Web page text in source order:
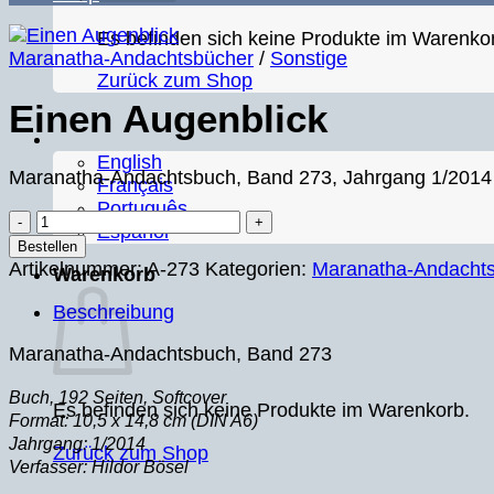
Es befinden sich keine Produkte im
Zurück zum Shop
English
Français
Português
Español
Warenkorb
Es befinden sich keine Produkte im Warenkorb.
Zurück zum Shop
Maranatha-Andachtsbücher / Sonstige
Einen Augenblick
Maranatha-Andachtsbuch, Band 273, Jahrgang 1/2014
Einen
Augenblick
Menge
Bestellen
Artikelnummer:A-273 Kategorien: Maranatha-
Beschreibung
Maranatha-Andachtsbuch, Band 273
Buch, 192 Seiten, Softcover
Format: 10,5 x 14,8 cm (DIN A6)
Jahrgang: 1/2014
Verfasser: Hildor Bösel